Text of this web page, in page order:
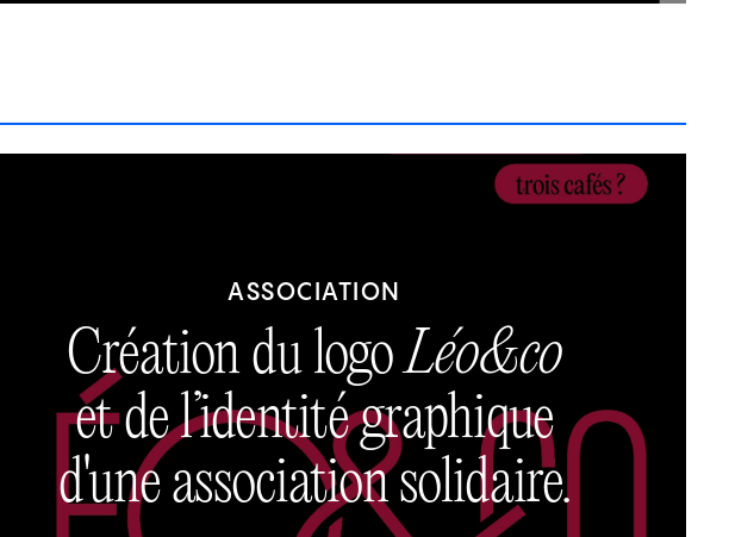
ASSOCIATION
Création du logoLéo&co
et de l’identité graphique
d'une association solidaire.